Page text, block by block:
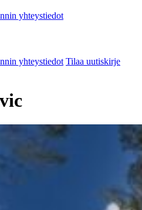
yhteystiedot
yhteystiedot Tilaa uutiskirje